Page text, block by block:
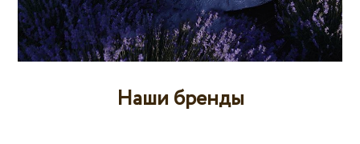
Наши бренды